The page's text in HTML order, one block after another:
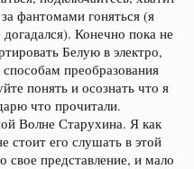
фантомами гоняться (я
Конечно пока не
Белую в электро,
преобразования
понять и осознать что я
что прочитали.
Волне Старухина. Я как
его слушать в этой
свое представление, и мало